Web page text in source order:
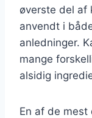
øverste del af
anvendt i
anledninger.
mange
alsidig
En af de